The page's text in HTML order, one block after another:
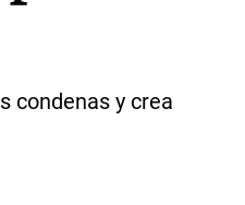
condenas y crea